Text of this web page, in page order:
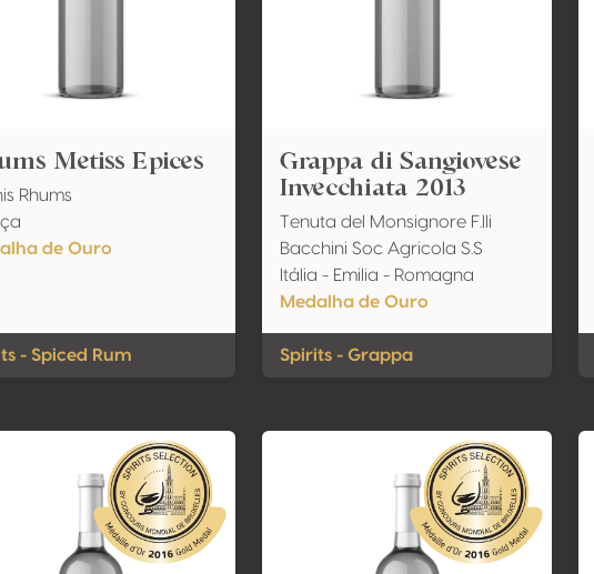
Metiss Epices
Rhums
de Ouro
- Spiced Rum
Grappa di Sangiovese
Invecchiata 2013
Tenuta del Monsignore F.lli
Bacchini Soc Agricola S.S
Itália - Emilia - Romagna
Medalha de Ouro
Spirits - Grappa